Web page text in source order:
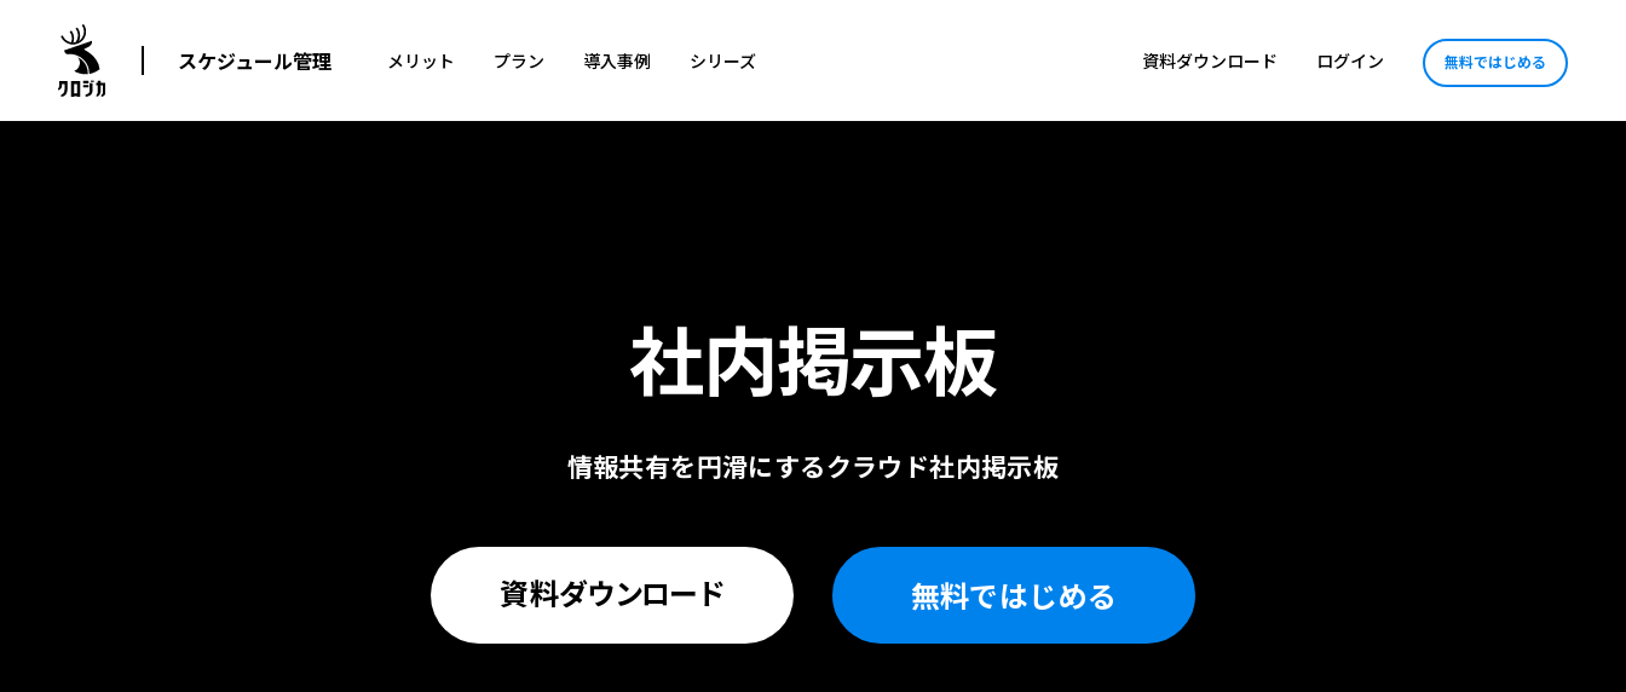
スケジュール管理 メリット プラン 導入事例 シリーズ 資料ダウンロード ログイン 無料ではじめる
社内掲示板
情報共有を円滑にするクラウド社内掲示板
無料ではじめる
資料ダウンロード